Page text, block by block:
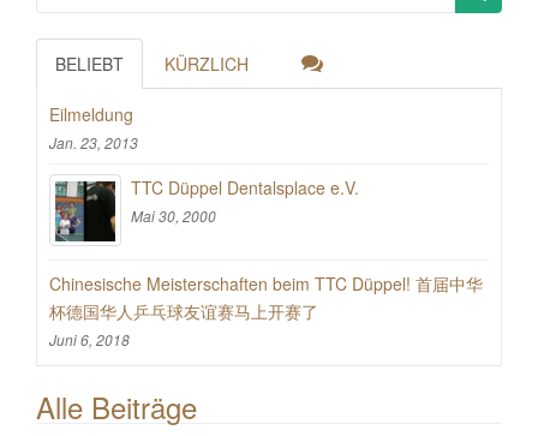
BELIEBT KÜRZLICH
Eilmeldung
Jan. 23, 2013
TTC Düppel Dentalsplace e.V.
Mai 30, 2000
Chinesische Meisterschaften beim TTC Düppel! 首届中华
杯德国华人乒乓球友谊赛马上开赛了
Juni 6, 2018
Alle Beiträge